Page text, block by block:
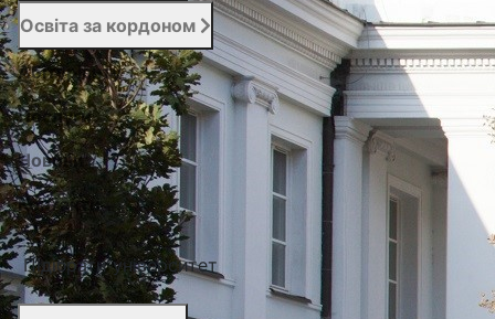
Освіта за кордоном
Абітурієнту
Послуги
Новини
Контакти
Підібрати університет